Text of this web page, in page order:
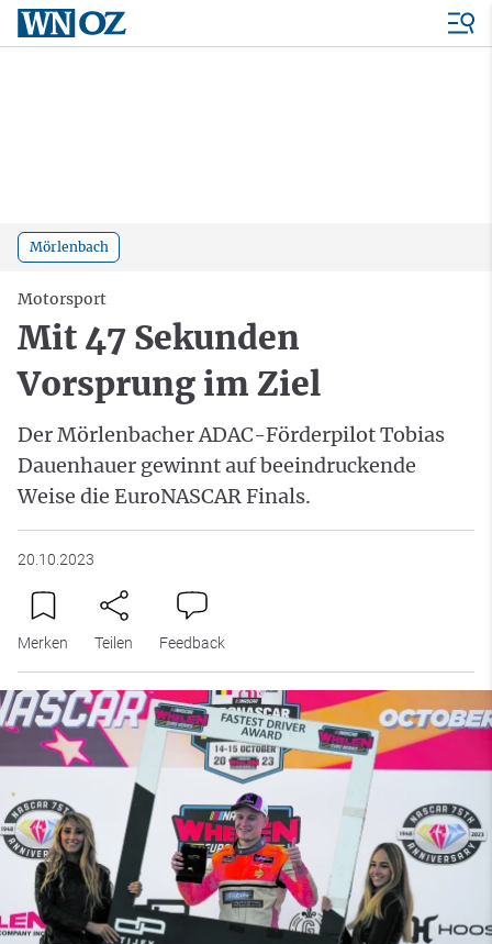
Mörlenbach
Motorsport
Mit 47 Sekunden
Vorsprung im Ziel
Der Mörlenbacher ADAC-Förderpilot Tobias
Dauenhauer gewinnt auf beeindruckende
Weise die EuroNASCAR Finals.
20.10.2023
Merken Teilen Feedback